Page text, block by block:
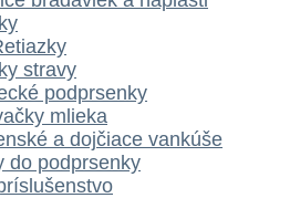
stravy
podprsenky
mlieka
a dojčiace vankúše
do podprsenky